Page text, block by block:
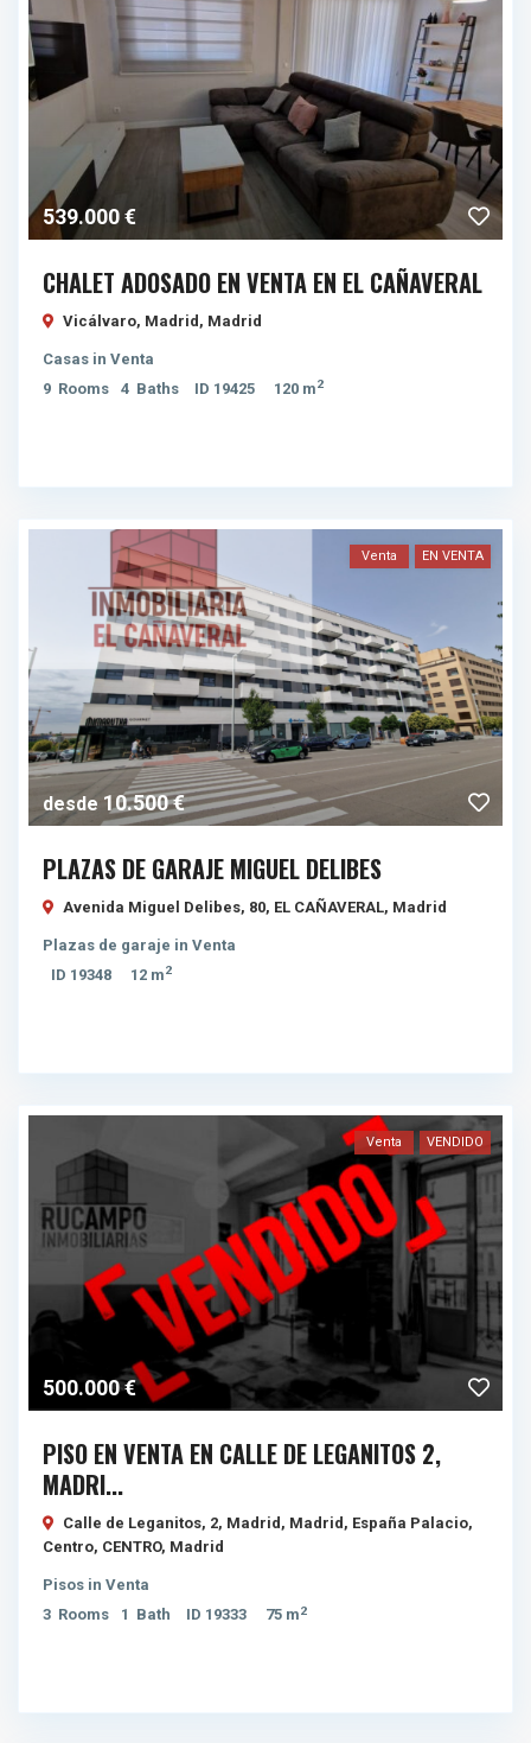
539.000 €
CHALET ADOSADO EN VENTA EN EL CAÑAVERAL
Vicálvaro, Madrid, Madrid
Casas inVenta
9 Rooms 4 Baths ID 19425 120 m2
desde 10.500 €
Venta EN VENTA
PLAZAS DE GARAJE MIGUEL DELIBES
Avenida Miguel Delibes, 80, EL CAÑAVERAL, Madrid
Plazas de garaje inVenta
ID 19348 12 m2
500.000 €
Venta VENDIDO
PISO EN VENTA EN CALLE DE LEGANITOS 2,
MADRI...
Calle de Leganitos, 2, Madrid, Madrid, España Palacio,
Centro, CENTRO, Madrid
Pisos inVenta
3 Rooms 1 Bath ID 19333 75 m2